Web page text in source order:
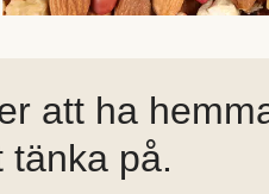
att ha
tänka på.